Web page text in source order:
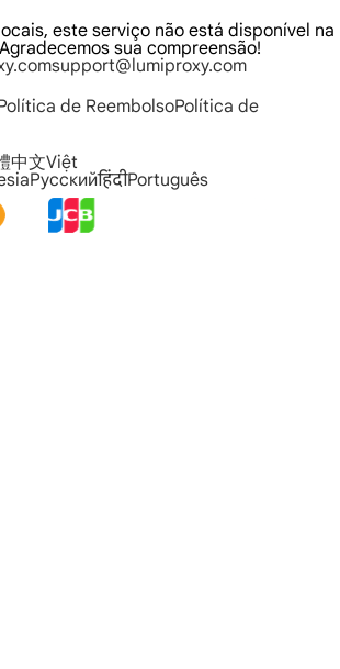
este serviço não está disponível na
sua compreensão!
support@lumiproxy.com
de ReembolsoPolítica de
中文Việt
РусскийहिंदीPortuguês